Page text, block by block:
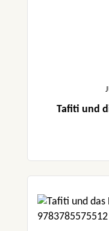
Tafiti und